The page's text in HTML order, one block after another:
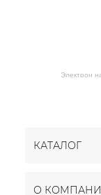
Электрон
КАТАЛОГ
О